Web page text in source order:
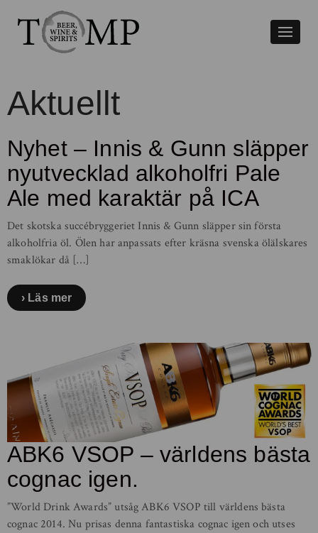
Växla
Aktuellt
Nyhet – Innis & Gunn släpper
nyutvecklad alkoholfri Pale
Ale med karaktär på ICA
Det skotska succébryggeriet Innis & Gunn släpper sin första
alkoholfria öl. Ölen har anpassats efter kräsna svenska ölälskares
smaklökar då […]
Läs mer
ABK6 VSOP – världens bästa
cognac igen.
”World Drink Awards” utsåg ABK6 VSOP till världens bästa
cognac 2014. Nu prisas denna fantastiska cognac igen och utses